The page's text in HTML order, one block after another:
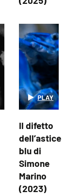
Il difetto
dell’astice
blu di
Simone
Marino
(2023)